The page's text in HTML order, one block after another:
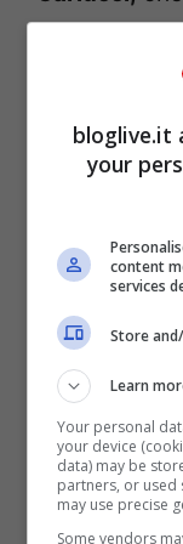
Salvini, e
ballerino
stata molta
l’incontro di
dell’inizio
riunione
due si sono
abbracci ed
di
momento,
bloglive.it
your
content
services
Store
Learn
Your personal
your device
data) may be
partners, or used
may use precise
Some vendors